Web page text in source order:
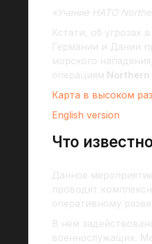
«Учение НАТО
Кстати, об угрозах в
Германии и Дании
морского
операциям Northern
Карта в высоком
English version
Что
Данное
проводят
оперативному
В нем
военнослужащих.